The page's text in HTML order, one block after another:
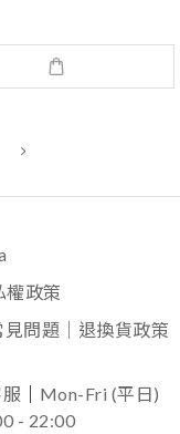
權政策
見問題｜退換貨政策
Mon-Fri (平日)
- 22:00